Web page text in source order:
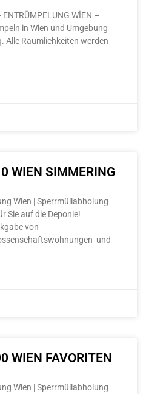
WİEN –
in Wien und Umgebung
Alle Räumlichkeiten werden
WIEN SIMMERING
Wien | Sperrmüllabholung
Sie auf die Deponie!
von
und
WIEN FAVORITEN
Wien | Sperrmüllabholung